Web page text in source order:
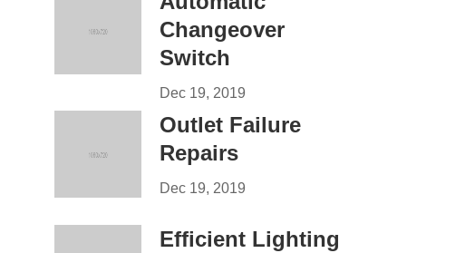
Changeover
Switch
Dec 19, 2019
Outlet Failure
Repairs
Dec 19, 2019
Efficient Lighting